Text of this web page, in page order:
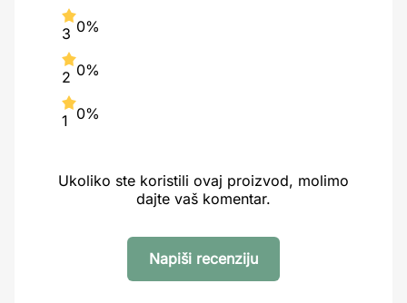
3 0%
2 0%
1 0%
Ukoliko ste koristili ovaj proizvod, molimo
dajte vaš komentar.
Napiši recenziju